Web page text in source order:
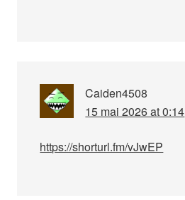
Caiden4508
15 mai 2026 at 0:14
https://shorturl.fm/vJwEP